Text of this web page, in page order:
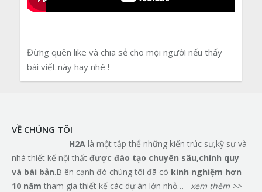
Đừng quên like và chia sẻ cho mọi người nếu thấy
bài viết này hay nhé !
VỀ CHÚNG TÔI
H2A là một tập thể những kiến trúc sư,kỹ sư và
nhà thiết kế nội thất được đào tạo chuyên sâu,chính quy
và bài bản.B ên cạnh đó chúng tôi đã có kinh nghiệm hơn
10 năm tham gia thiết kế các dự án lớn nhỏ… xem thêm >>